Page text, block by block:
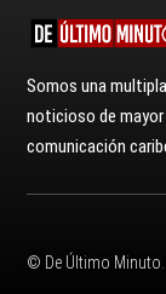
Somos una
noticioso de
comunicación
© De Último